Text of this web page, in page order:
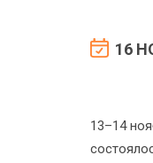
16
13–14